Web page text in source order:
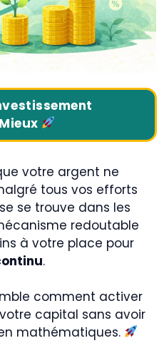
votre argent ne
tous vos efforts
se trouve dans les
redoutable
à votre place pour
.
comment activer
capital sans avoir
mathématiques.